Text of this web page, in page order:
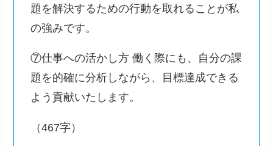
題を解決するための行動を取れることが私
の強みです。
⑦仕事への活かし方 働く際にも、自分の課
題を的確に分析しながら、目標達成できる
よう貢献いたします。
（467字）